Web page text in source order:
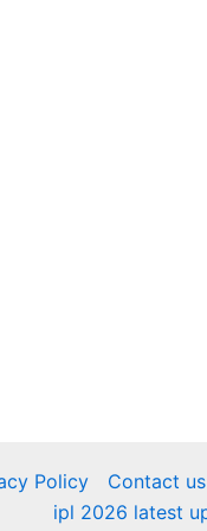
Policy Contact us
ipl 2026 latest